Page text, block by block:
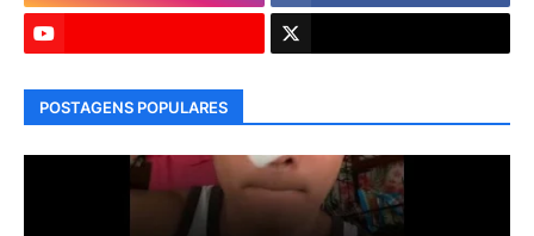
POSTAGENS POPULARES